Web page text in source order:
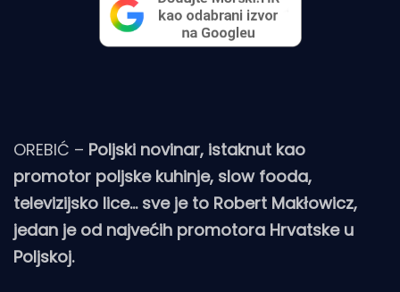
OREBIĆ – Poljski novinar, istaknut kao
promotor poljske kuhinje, slow fooda,
televizijsko lice… sve je to Robert Makłowicz,
jedan je od najvećih promotora Hrvatske u
Poljskoj.